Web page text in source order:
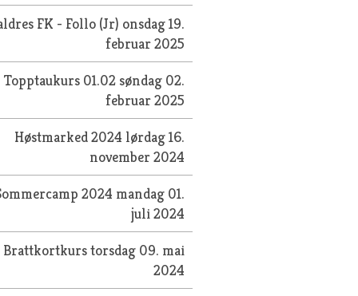
FK - Follo (Jr) onsdag 19.
februar 2025
Topptaukurs 01.02søndag 02.
februar 2025
Høstmarked 2024 lørdag 16.
november 2024
2024 mandag 01.
juli 2024
Brattkortkurstorsdag 09. mai
2024